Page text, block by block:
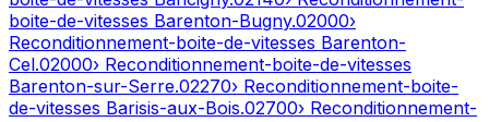
boite-de-vitesses Barenton-Bugny.02000›
Reconditionnement-boite-de-vitesses Barenton-
Cel.02000› Reconditionnement-boite-de-vitesses
Barenton-sur-Serre.02270› Reconditionnement-boite-
de-vitesses Barisis-aux-Bois.02700› Reconditionnement-